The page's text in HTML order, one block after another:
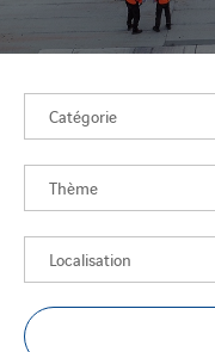
Catégorie
Thème
Localisation